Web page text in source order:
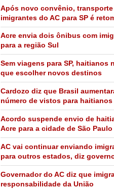
Após novo convênio, transporte
imigrantes do AC para SP é
Acre envia dois ônibus com
para a região Sul
Sem viagens para SP, haitianos
que escolher novos destinos
Cardozo diz que Brasil
número de vistos para haitianos
Acordo suspende envio de
Acre para a cidade de São Paulo
AC vai continuar enviando
para outros estados, diz
Governador do AC diz que
responsabilidade da União